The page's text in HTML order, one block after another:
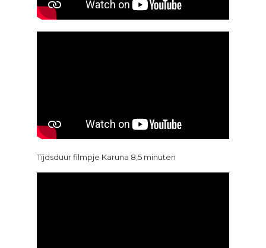
Tijdsduur filmpje Karuna 8,5 minuten